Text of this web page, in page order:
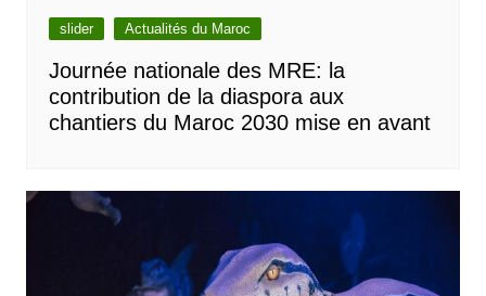
slider Actualités du Maroc
Journée nationale des MRE: la
contribution de la diaspora aux
chantiers du Maroc 2030 mise en avant